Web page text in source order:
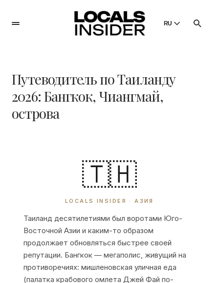
RU
Dansk
Polski
Путеводитель по Таиланду
2026: Бангкок, Чиангмай,
острова
🇹🇭
LOCALS INSIDER · АЗИЯ
Таиланд десятилетиями был воротами Юго-
Восточной Азии и каким-то образом
продолжает обновляться быстрее своей
репутации. Бангкок — мегаполис, живущий на
противоречиях: мишленовская уличная еда
(палатка крабового омлета Джей Фай по-